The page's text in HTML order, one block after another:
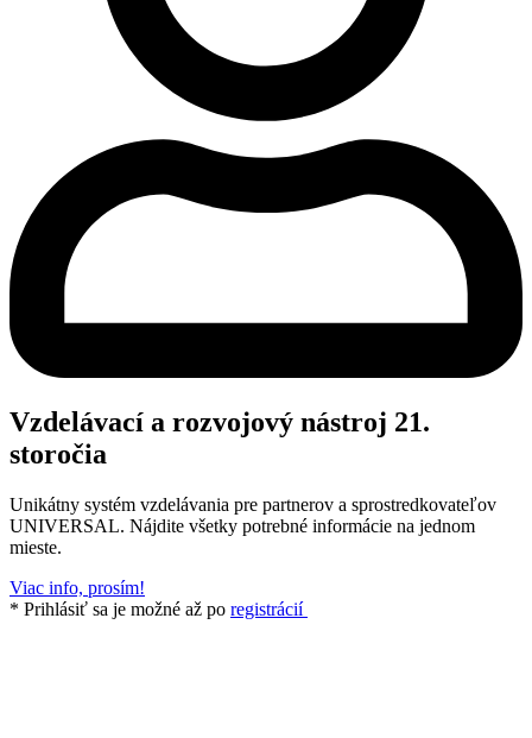
Vzdelávací a rozvojový nástroj 21.
storočia
Unikátny systém vzdelávania pre partnerov a sprostredkovateľov
UNIVERSAL. Nájdite všetky potrebné informácie na jednom
mieste.
Viac info, prosím!
* Prihlásiť sa je možné až po registrácií